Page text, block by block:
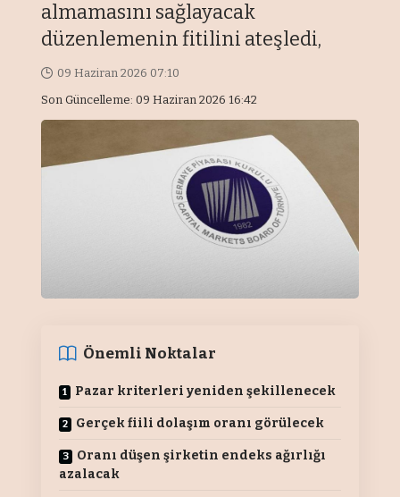
almamasını sağlayacak
düzenlemenin fitilini ateşledi,
Son Güncelleme: 09 Haziran 2026 16:42
09 Haziran 2026 07:10
Önemli Noktalar
Pazar kriterleri yeniden şekillenecek
Gerçek fiili dolaşım oranı görülecek
Oranı düşen şirketin endeks ağırlığı
azalacak